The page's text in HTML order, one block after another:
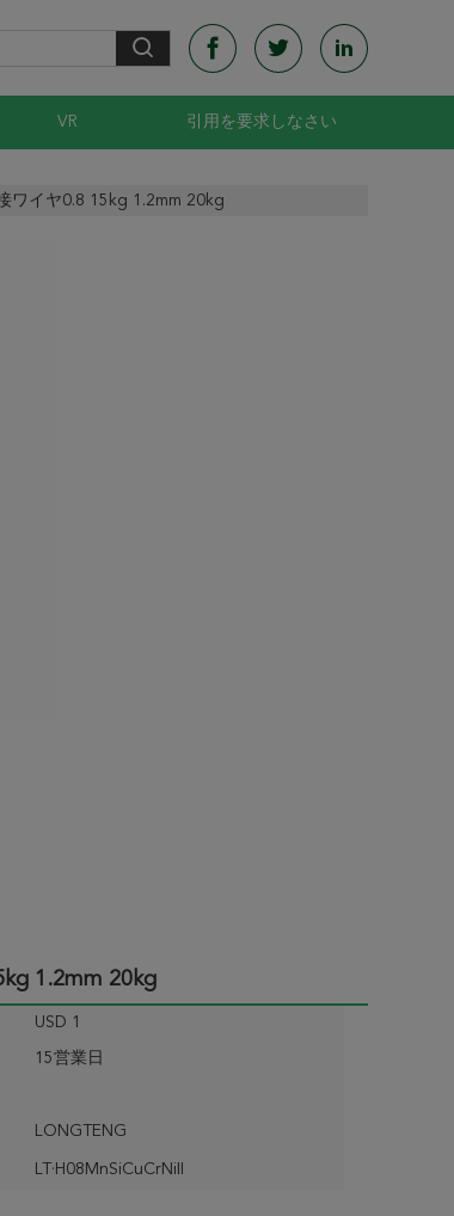
VR 引用を要求しなさい
ワイヤ0.8 15kg 1.2mm 20kg
1.2mm 20kg
USD 1
15営業日
LONGTENG
LT·H08MnSiCuCrNiII